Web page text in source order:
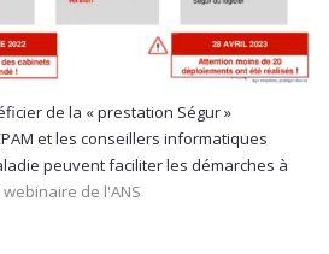
de la « prestation Ségur »
et les conseillers informatiques
peuvent faciliter les démarches à
de l'ANS